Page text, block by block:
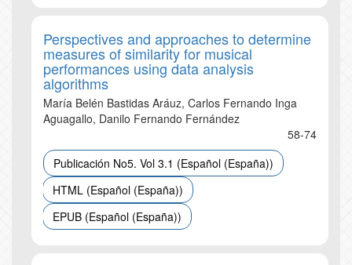
Perspectives and approaches to determine
measures of similarity for musical
performances using data analysis
algorithms
María Belén Bastidas Aráuz, Carlos Fernando Inga
Aguagallo, Danilo Fernando Fernández
58-74
Publicación No5. Vol 3.1 (Español (España))
HTML (Español (España))
EPUB (Español (España))